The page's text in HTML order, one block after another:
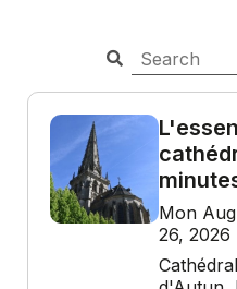
Mon
26, 2026